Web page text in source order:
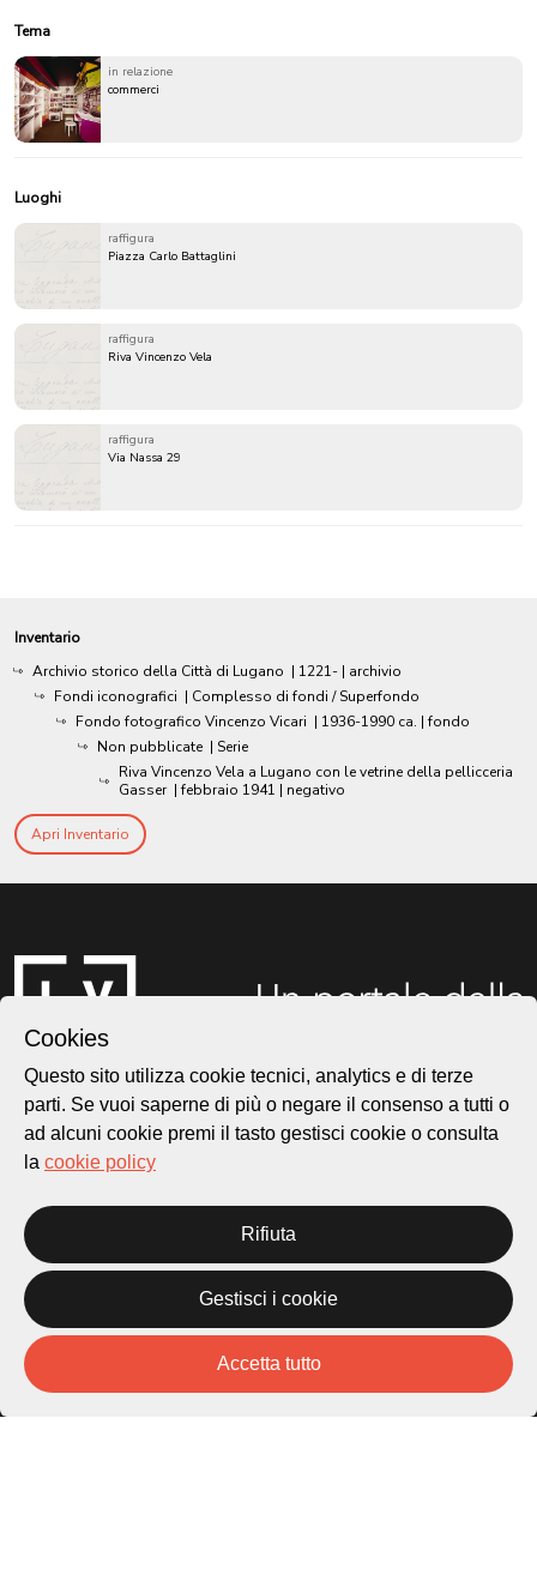
Tema
in relazione
commerci
Luoghi
raffigura
Piazza Carlo Battaglini
raffigura
Riva Vincenzo Vela
raffigura
Via Nassa 29
Inventario
Archivio storico della Città di Lugano | 1221- | archivio
Fondi iconografici | Complesso di fondi / Superfondo
Fondo fotografico Vincenzo Vicari | 1936-1990 ca. | fondo
Non pubblicate | Serie
Riva Vincenzo Vela a Lugano con le vetrine della pellicceria
Gasser |febbraio 1941 | negativo
Apri Inventario
Città di Lugano
6976 Castagnola
Archivio Lugano © 2026
Per informazioni:
Cookies
Questo sito utilizza cookie tecnici, analytics e di terze
parti. Se vuoi saperne di più o negare il consenso a tutti o
ad alcuni cookie premi il tasto gestisci cookie o consulta
la cookie policy
Rifiuta
Gestisci i cookie
Accetta tutto